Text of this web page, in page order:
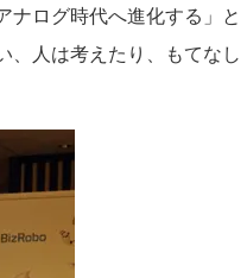
ログ時代へ進化する」と
、人は考えたり、もてなし